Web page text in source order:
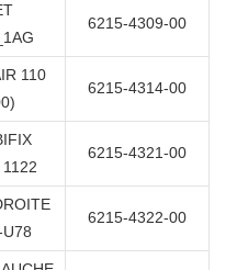
6215-4309-00
110
6215-4314-00
6215-4321-00
U78
6215-4322-00